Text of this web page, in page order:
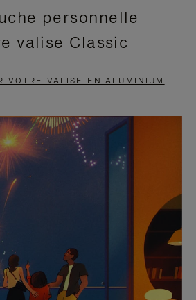
personnelle
valise Classic
VOTRE VALISE EN ALUMINIUM